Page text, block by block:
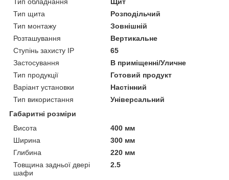
Тип щита
Розподільчий
Тип монтажу
Зовнішній
Розташування
Вертикальне
Ступінь захисту IP
65
Застосування
В приміщенні/Уличне
Тип продукції
Готовий продукт
Варіант установки
Настінний
Тип використання
Універсальний
Габаритні розміри
Висота
400 мм
Ширина
300 мм
Глибина
220 мм
Товщина задньої двері
шафи
2.5